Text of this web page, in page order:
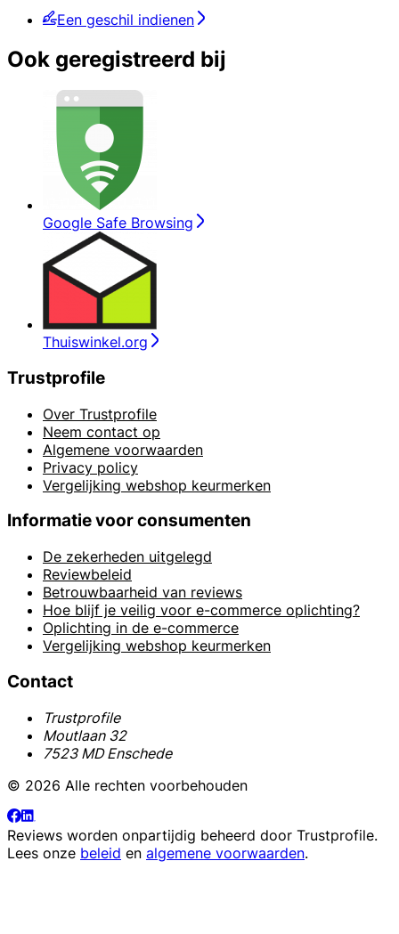
Een geschil indienen
Ook geregistreerd bij
Google Safe Browsing
Thuiswinkel.org
Trustprofile
Over Trustprofile
Neem contact op
Algemene voorwaarden
Privacy policy
Vergelijking webshop keurmerken
Informatie voor consumenten
De zekerheden uitgelegd
Reviewbeleid
Betrouwbaarheid van reviews
Hoe blijf je veilig voor e-commerce oplichting?
Oplichting in de e-commerce
Vergelijking webshop keurmerken
Contact
Trustprofile
Moutlaan 32
7523 MD Enschede
© 2026 Alle rechten voorbehouden
Reviews worden onpartijdig beheerd door Trustprofile.
Lees onze beleid en algemene voorwaarden.